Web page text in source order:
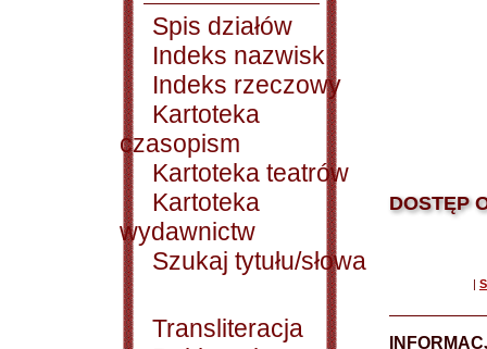
Spis działów
Indeks nazwisk
Indeks rzeczowy
Kartoteka
czasopism
Kartoteka teatrów
Kartoteka
wydawnictw
Szukaj tytułu/słowa
Transliteracja
DOSTĘP
|